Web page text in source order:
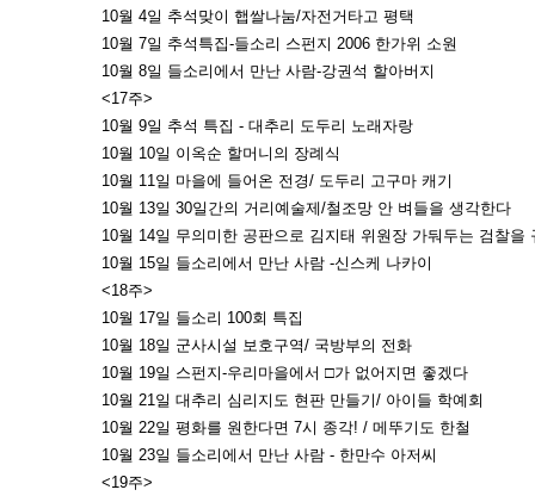
10월 4일 추석맞이 햅쌀나눔/자전거타고 평택
10월 7일 추석특집-들소리 스펀지 2006 한가위 소원
10월 8일 들소리에서 만난 사람-강권석 할아버지
<17주>
10월 9일 추석 특집 - 대추리 도두리 노래자랑
10월 10일 이옥순 할머니의 장례식
10월 11일 마을에 들어온 전경/ 도두리 고구마 캐기
10월 13일 30일간의 거리예술제/철조망 안 벼들을 생각한다
10월 14일 무의미한 공판으로 김지태 위원장 가둬두는 검찰을
10월 15일 들소리에서 만난 사람 -신스케 나카이
<18주>
10월 17일 들소리 100회 특집
10월 18일 군사시설 보호구역/ 국방부의 전화
10월 19일 스펀지-우리마을에서 □가 없어지면 좋겠다
10월 21일 대추리 심리지도 현판 만들기/ 아이들 학예회
10월 22일 평화를 원한다면 7시 종각! / 메뚜기도 한철
10월 23일 들소리에서 만난 사람 - 한만수 아저씨
<19주>